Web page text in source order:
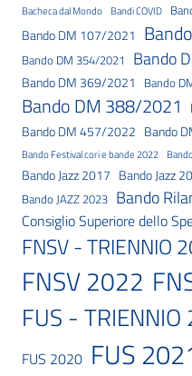
Bacheca dal Mondo Bandi COVID
Bando DM 107/2021
Bando DM 354/2021 Bando
Bando DM 369/2021 Bando
Bando DM 388/2021
Bando DM 457/2022 Bando
Bando Festival cori e bande 2022
Bando Jazz 2017 Bando Jazz
Bando JAZZ 2023 Bando
Consiglio Superiore dello
FNSV - TRIENNIO
FNSV 2022
FUS -
FUS 2020 FUS